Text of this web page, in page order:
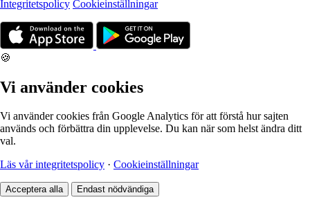
Integritetspolicy Cookieinställningar
🍪
Vi använder cookies
Vi använder cookies från Google Analytics för att förstå hur sajten
används och förbättra din upplevelse. Du kan när som helst ändra ditt
val.
Läs vår integritetspolicy · Cookieinställningar
Acceptera alla Endast nödvändiga